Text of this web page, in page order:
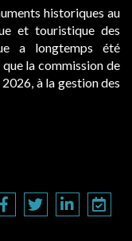
Evocatrices des
également un beau
public, elles donnent
d’occupation. Saisies